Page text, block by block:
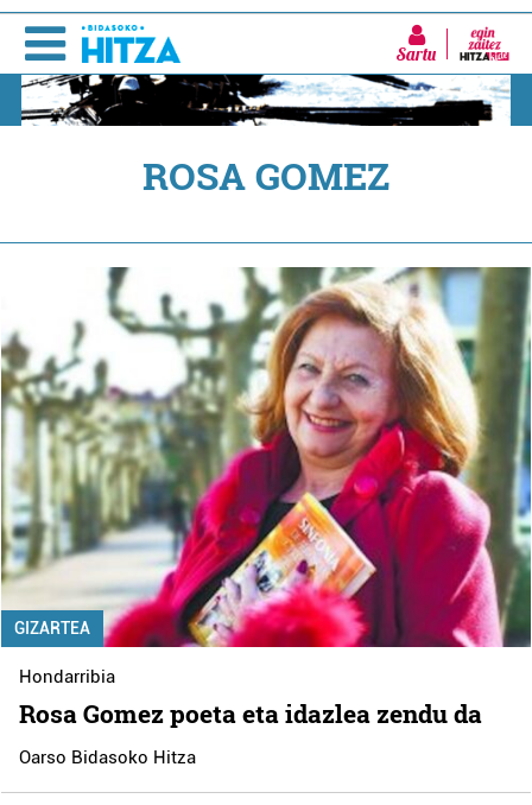
Sartu
ROSA GOMEZ
GIZARTEA
Hondarribia
Rosa Gomez poeta eta idazlea zendu da
Oarso Bidasoko Hitza